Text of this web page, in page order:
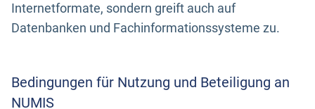
Internetformate, sondern greift auch auf
Datenbanken und Fachinformationssysteme zu.
Bedingungen für Nutzung und Beteiligung an
NUMIS